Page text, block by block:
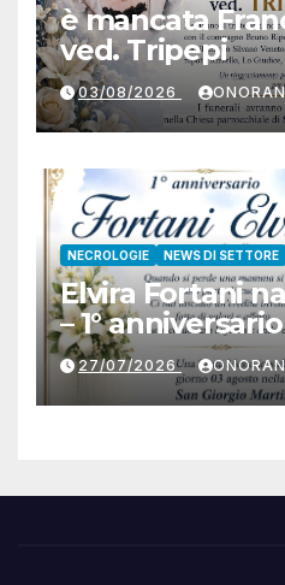
è mancata
ved. Tripepi
03/08/2026
NECROLOGIE NEWS DI SETTORE
Elvira Fortani
– 1° anniversario
27/07/2026